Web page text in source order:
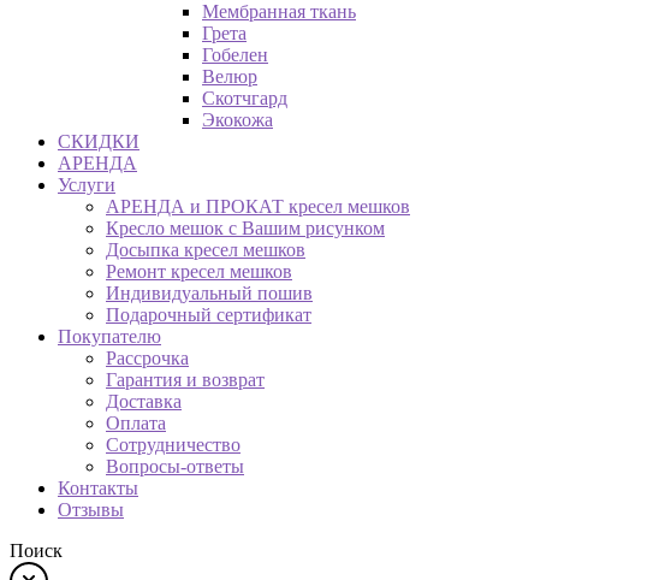
Мембранная ткань
Грета
Гобелен
Велюр
Скотчгард
Экокожа
СКИДКИ
АРЕНДА
Услуги
АРЕНДА и ПРОКАТ кресел мешков
Кресло мешок с Вашим рисунком
Досыпка кресел мешков
Ремонт кресел мешков
Индивидуальный пошив
Подарочный сертификат
Покупателю
Рассрочка
Гарантия и возврат
Доставка
Оплата
Сотрудничество
Вопросы-ответы
Контакты
Отзывы
Поиск